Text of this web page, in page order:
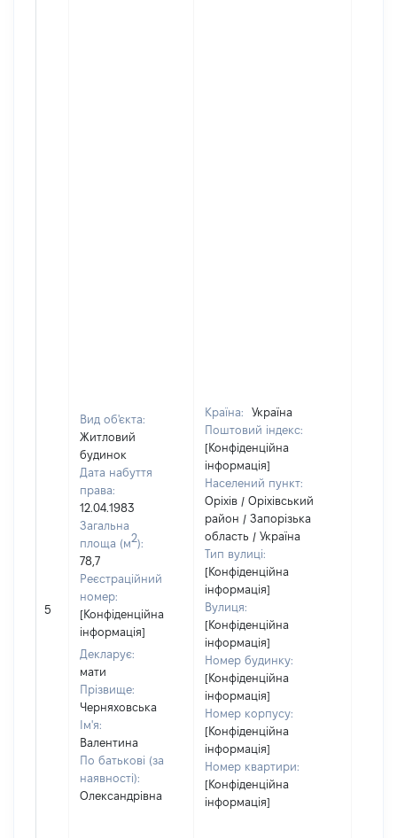
5
Вид об'єкта:
Житловий
будинок
Дата набуття
права:
12.04.1983
Загальна
площа (м2):
78,7
Реєстраційний
номер:
[Конфіденційна
інформація]
Декларує:
мати
Прізвище:
Черняховська
Ім'я:
Валентина
По батькові (за
наявності):
Олександрівна
Країна:
Україна
Поштовий індекс:
[Конфіденційна
інформація]
Населений пункт:
Оріхів / Оріхівський
район / Запорізька
область / Україна
Тип вулиці:
[Конфіденційна
інформація]
Вулиця:
[Конфіденційна
інформація]
Номер будинку:
[Конфіденційна
інформація]
Номер корпусу:
[Конфіденційна
інформація]
Номер квартири:
[Конфіденційна
інформація]